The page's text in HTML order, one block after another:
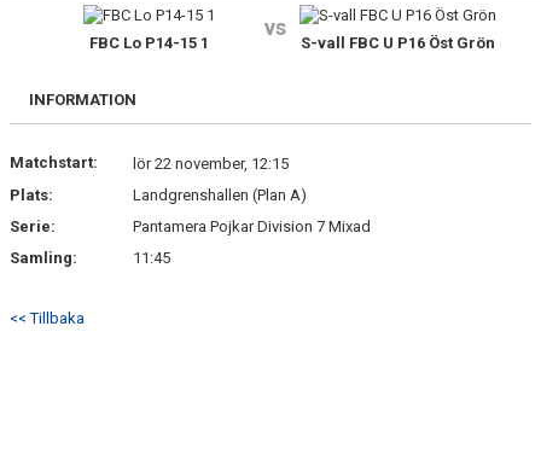
BILDGALLERI
KONTAKT
INTRESSEANMÄLAN
FBC Lo P14-15 1
vs
S-vall FBC U P16 Öst Grön
INFORMATION
Matchstart:
lör 22 november, 12:15
Plats:
Landgrenshallen (Plan A)
Serie:
Pantamera Pojkar Division 7 Mixad
Samling:
11:45
<< Tillbaka